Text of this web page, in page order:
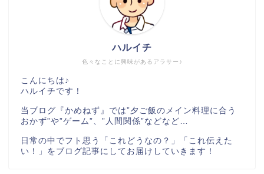
色々なことに興味があるアラサー♪
ハルイチ
こんにちは♪
ハルイチです！
当ブログ『かめねず』では”夕ご飯のメイン料理に合う
おかず”や”ゲーム”、”人間関係”などなど…
日常の中でフト思う「これどうなの？」「これ伝えた
い！」をブログ記事にしてお届けしていきます！